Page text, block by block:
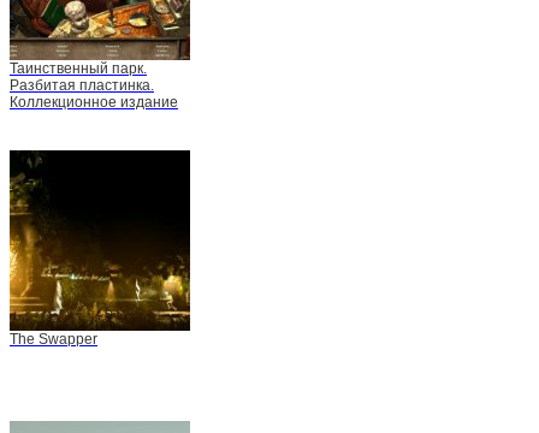
Таинственный парк.
Разбитая пластинка.
Коллекционное издание
The Swapper